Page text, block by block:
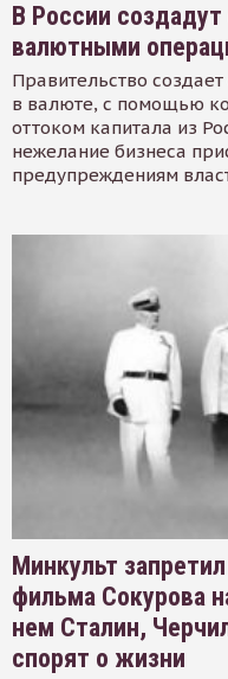
В России
валютными
Правительство
в валюте, с помощью
оттоком капитала из
нежелание бизнеса
предупреждениям
Минкульт
фильма Сокурова
нем Сталин,
спорят о жизни